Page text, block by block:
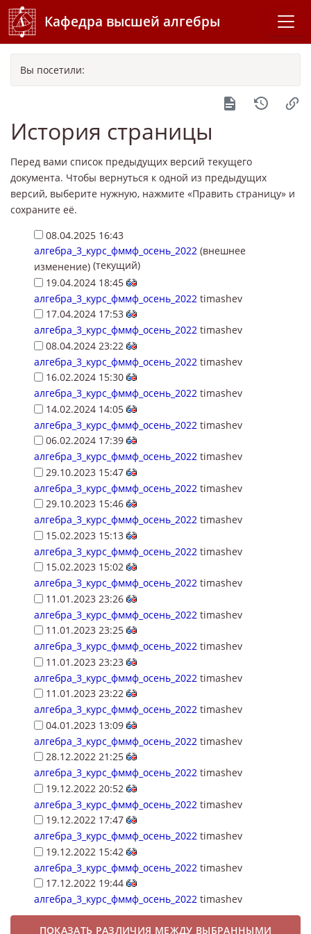
Кафедра высшей алгебры
Вы посетили:
История страницы
Перед вами список предыдущих версий текущего
документа. Чтобы вернуться к одной из предыдущих
версий, выберите нужную, нажмите «Править страницу» и
сохраните её.
08.04.2025 16:43
алгебра_3_курс_фммф_осень_2022 (внешнее
изменение)(текущий)
19.04.2024 18:45
алгебра_3_курс_фммф_осень_2022 timashev
17.04.2024 17:53
алгебра_3_курс_фммф_осень_2022 timashev
08.04.2024 23:22
алгебра_3_курс_фммф_осень_2022 timashev
16.02.2024 15:30
алгебра_3_курс_фммф_осень_2022 timashev
14.02.2024 14:05
алгебра_3_курс_фммф_осень_2022 timashev
06.02.2024 17:39
алгебра_3_курс_фммф_осень_2022 timashev
29.10.2023 15:47
алгебра_3_курс_фммф_осень_2022 timashev
29.10.2023 15:46
алгебра_3_курс_фммф_осень_2022 timashev
15.02.2023 15:13
алгебра_3_курс_фммф_осень_2022 timashev
15.02.2023 15:02
алгебра_3_курс_фммф_осень_2022 timashev
11.01.2023 23:26
алгебра_3_курс_фммф_осень_2022 timashev
11.01.2023 23:25
алгебра_3_курс_фммф_осень_2022 timashev
11.01.2023 23:23
алгебра_3_курс_фммф_осень_2022 timashev
11.01.2023 23:22
алгебра_3_курс_фммф_осень_2022 timashev
04.01.2023 13:09
алгебра_3_курс_фммф_осень_2022 timashev
28.12.2022 21:25
алгебра_3_курс_фммф_осень_2022 timashev
19.12.2022 20:52
алгебра_3_курс_фммф_осень_2022 timashev
19.12.2022 17:47
алгебра_3_курс_фммф_осень_2022 timashev
19.12.2022 15:42
алгебра_3_курс_фммф_осень_2022 timashev
17.12.2022 19:44
алгебра_3_курс_фммф_осень_2022 timashev
ПОКАЗАТЬ РАЗЛИЧИЯ МЕЖДУ ВЫБРАННЫМИ